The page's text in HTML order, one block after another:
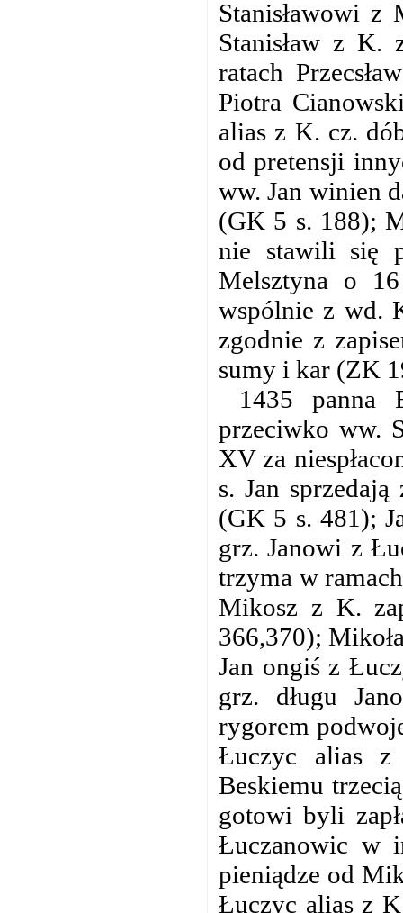
Stanisławowi
Stanisław z K.
ratach
Piotra
alias z K. cz.
od pretensji
ww. Jan winien
(GK 5 s. 188);
nie stawili się
Melsztyna o
wspólnie z wd.
zgodnie z
sumy i kar (ZK
1435
przeciwko ww.
XV za
s. Jan
(GK 5 s. 481);
grz. Janowi z
trzyma w
Mikosz z K.
366,370);
Jan ongiś z
grz. długu
rygorem
Łuczyc alias z
Beskiemu
gotowi byli
Łuczanowic w
pieniądze od
Łuczyc alias z